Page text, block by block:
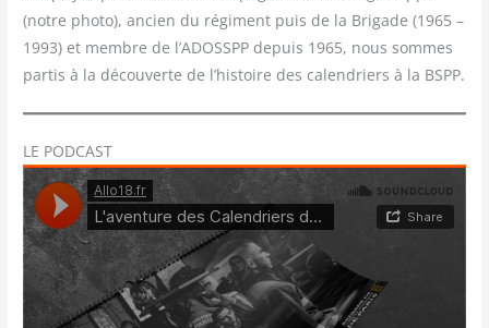
(notre pho­to), ancien du régi­ment puis de la Bri­gade (1965 –
1993) et membre de l’ADOSSPP depuis 1965, nous sommes
par­tis à la décou­verte de l’histoire des calen­driers à la BSPP.
LE PODCAST